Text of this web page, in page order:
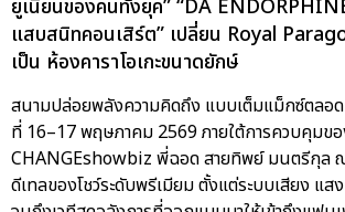
ยูเนียนของคนทั้งยุค” “DA
แสบสนิทคอนเสิร์ต” เปลี่ยน Royal
เป็น ห้องคาราโอเกะขนาดยักษ์
สนามปล่อยพลังความคิดถึง แบบเต็มแม็กซ์ตลอด
ที่ 16–17 พฤษภาคม 2569 ภายใต้การควบคุมขอ
CHANGEshowbiz พี่ฉอด สายทิพย์ มนตรีกุล
ดีเทลของโชว์ระดับพรีเมียม ตั้งแต่ระบบเสียง แส